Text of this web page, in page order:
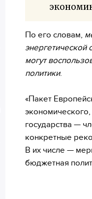
По его словам,
энергетической
могут
политики.
«Пакет
государства —
конкретные
В их числе —
бюджетная